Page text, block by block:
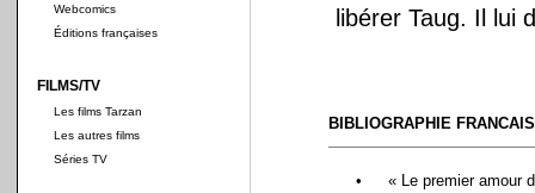
Webcomics
Éditions françaises
FILMS/TV
Les films Tarzan
Les autres films
Séries TV
libérer Taug. Il lui
BIBLIOGRAPHIE
•
« Le premier amour